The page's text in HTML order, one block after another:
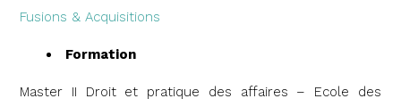
Fusions & Acquisitions
Formation
Master II Droit et pratique des affaires – Ecole des